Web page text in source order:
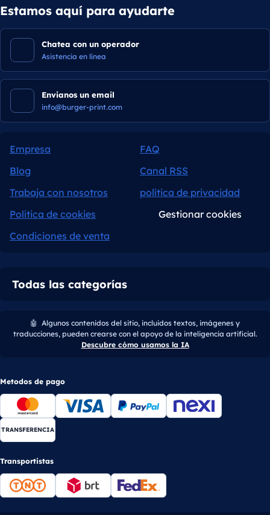
Estamos aquí para ayudarte
Chatea con un operador
Asistencia en línea
Envianos un email
info@burger-print.com
Empresa
FAQ
Blog
Canal RSS
Trabaja con nosotros
política de privacidad
Política de cookies
Gestionar cookies
Condiciones de venta
Todas las categorías
🤖 Algunos contenidos del sitio, incluidos textos, imágenes y
traducciones, pueden crearse con el apoyo de la inteligencia artificial.
Descubre cómo usamos la IA
Metodos de pago
TRANSFERENCIA
Transportistas